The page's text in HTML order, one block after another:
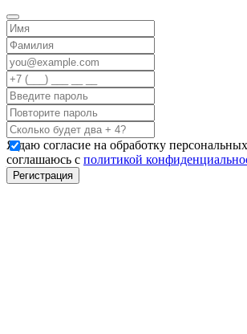
Я даю согласие на обработку
соглашаюсь с политикой
Регистрация